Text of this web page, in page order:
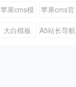
苹果cms模
苹果cms官
大白模板 A5站长导航